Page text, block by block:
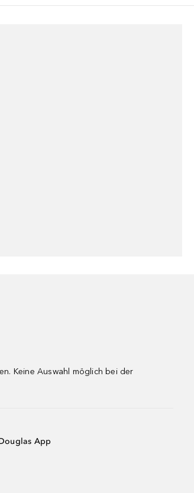
Keine Auswahl möglich bei der
App